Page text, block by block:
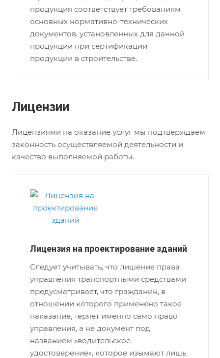
продукция соответствует требованиям
основных нормативно-технических
документов, установленных для данной
продукции при сертификации
продукции в строительстве.
Лицензии
Лицензиями на оказание услуг мы подтверждаем
законность осуществляемой деятельности и
качество выполняемой работы.
Лицензия на проектирование зданий
Следует учитывать, что лишение права
управления транспортными средствами
предусматривает, что гражданин, в
отношении которого применено такое
наказание, теряет именно само право
управления, а не документ под
названием «водительское
удостоверение», которое изымают лишь